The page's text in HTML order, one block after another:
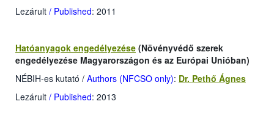
Lezárult / Published: 2011
Hatóanyagok engedélyezése (Növényvédő szerek
engedélyezése Magyarországon és az Európai Unióban)
NÉBIH-es kutató / Authors (NFCSO only): Dr. Pethő Ágnes
Lezárult / Published: 2013